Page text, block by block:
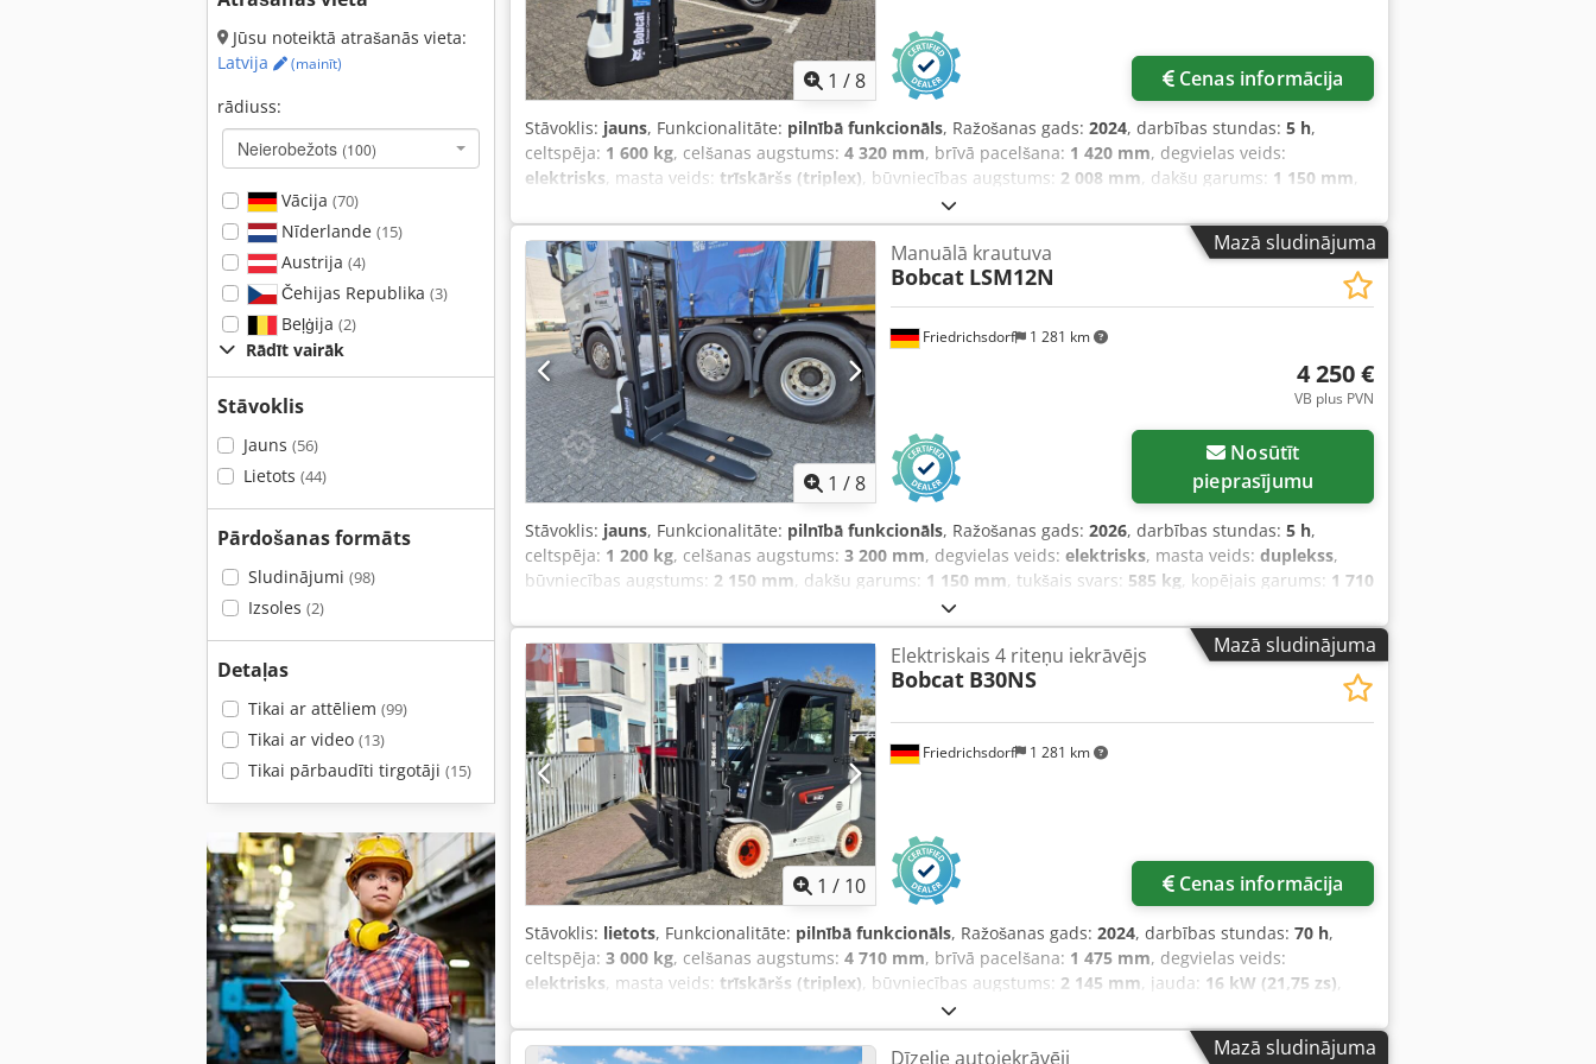
Jūsu noteiktā atrašanās vieta:
Latvija
(mainīt)
rādiuss:
Neierobežots (100)
Vācija (70)
Nīderlande (15)
Austrija (4)
Čehijas Republika (3)
Beļģija (2)
Rādīt vairāk
Stāvoklis
Jauns (56)
Lietots (44)
Pārdošanas formāts
Sludinājumi (98)
Izsoles (2)
Detaļas
Tikai ar attēliem (99)
Tikai ar video (13)
Tikai pārbaudīti tirgotāji (15)
sviru 4 hidro funkcijām, braukšanas virziena pārslēgšana roku balstā
1 /8 Cenas informācija
Stāvoklis: jauns, Funkcionalitāte: pilnībā funkcionāls, Ražošanas gads: 2024, darbības stundas: 5 h,
celtspēja: 1 600 kg, celšanas augstums: 4 320 mm, brīvā pacelšana: 1 420 mm, degvielas veids:
elektrisks, masta veids: trīskāršs (triplex), būvniecības augstums: 2 008 mm, dakšu garums: 1 150 mm,
, piedziņas veids:
mm, Augšējais palešu pacēlājs Svara smaguma punkts: 600 Dakšu platums: 560 mm Masta veids: Triplex
Cedpfx Ajwzpc Djhtsha Stāvoklis: Jauna ierīce Tehniskais stāvoklis: Jauns Priekšējo riepu tips: Poliuretāns
Priekšējo riepu stāvoklis: 80 - 100% Aizmugurējo riepu tips: Poliuretāns Aizmugurējo riepu stāvoklis: 80 -
100% Akumulatora spriegums: 24V Akumulatora ietilpība: 300Ah Akumulatora tips: PzS Akumulatora
ražošanas gads: 2024 Akumulatora stāvoklis: 80 - 100% Pilns brīvā pacēluma masts, CE sertifikāts,
Aquamatik akumulatora šūnām
Mazā sludinājuma
1 /8
Friedrichsdorf 1 281 km
Manuālā krautuva
Bobcat LSM12N
4 250 €
VB plus PVN
pieprasījumu
Stāvoklis: jauns, Funkcionalitāte: pilnībā funkcionāls, Ražošanas gads: 2026, darbības stundas: 5 h,
celtspēja: 1 200 kg, celšanas augstums: 3 200 mm, degvielas veids: elektrisks, masta veids: duplekss,
būvniecības augstums: 2 150 mm, dakšu garums: 1 150 mm, tukšais svars: 585 kg, kopējais garums: 1 710
, konstrukcijas platums:800 mm
punkts: 600 Dakšu platums: 180 mm Dakšu biezums: 60 mm Masta tips: Duplex Stāvoklis: Jauna iekārta
Tehniskais stāvoklis: Jauns Priekšējo riepu tips: Poliuretāns Priekšējo riepu stāvoklis: 80 - 100%
Aizmugurējo riepu tips: Poliuretāns Aizmugurējo riepu stāvoklis: 80 - 100% Akumulatora spriegums: 24V
Cedpfx Aey Uz Sqehteha Akumulatora ietilpība: 60Ah Akumulatora tips: Litija jonu Akumulatora ražošanas
gads: 2026 Akumulatora stāvoklis: 80 - 100% CE sertifikāts, Apkopes neprasoša litija jonu baterija 24 V
Mazā sludinājuma
1 / 10
Friedrichsdorf 1 281 km
Elektriskais 4 riteņu iekrāvējs
Bobcat B30NS
Cenas informācija
Stāvoklis: lietots, Funkcionalitāte: pilnībā funkcionāls, Ražošanas gads: 2024, darbības stundas: 70 h,
celtspēja: 3 000 kg, celšanas augstums: 4 710 mm, brīvā pacelšana: 1 475 mm, degvielas veids:
elektrisks, masta veids: trīskāršs (triplex), būvniecības augstums: 2 145 mm, jauda: 16 kW (21,75 zs),
1 200 mm
2 520 mm, piedziņas veids:Elektro, konstrukcijas platums:1 244 mm, Elektriskais 4-riteņu iekrāvējs
Slodzes smaguma centrs: 500 mm Dakšu platums: 122 mm Dakšu biezums: 45 mm ISO klase: ISO klase 3 =
Mazā sludinājuma
Dīzeļie autoiekrāvēji